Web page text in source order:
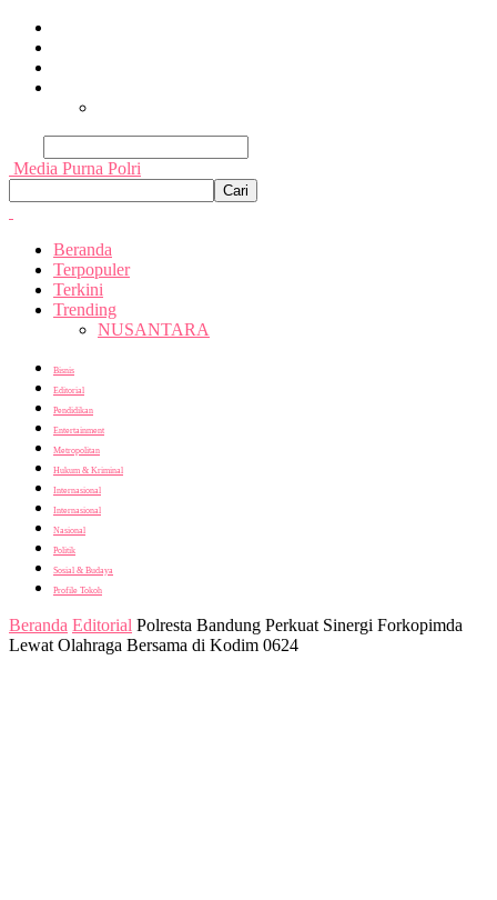
Media Purna Polri
Beranda
Terpopuler
Terkini
Trending
NUSANTARA
Bisnis
Editorial
Pendidikan
Entertainment
Metropolitan
Hukum & Kriminal
Internasional
Internasional
Nasional
Politik
Sosial & Budaya
Profile Tokoh
Beranda Editorial Polresta Bandung Perkuat Sinergi Forkopimda
Lewat Olahraga Bersama di Kodim 0624